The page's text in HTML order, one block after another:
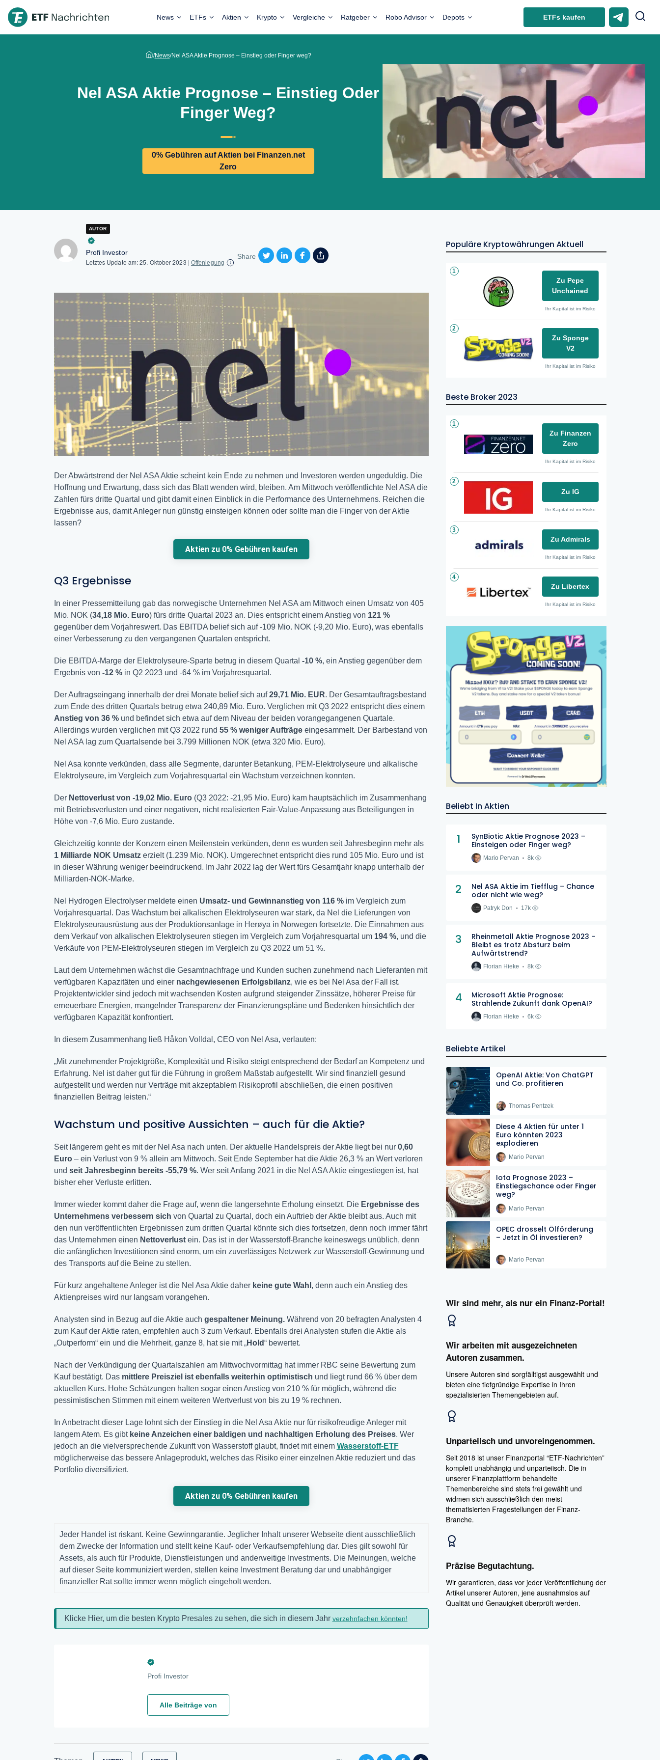
News ETFs Aktien Krypto Vergleiche Ratgeber Robo Advisor Depots ETFs kaufen
/News/Nel ASA Aktie Prognose – Einstieg oder Finger weg?
Nel ASA Aktie Prognose – Einstieg Oder
Finger Weg?
0% Gebühren auf Aktien bei Finanzen.net
Zero
AUTOR
Profi Investor
Letztes Update am:25. Oktober 2023 | Offenlegung
Share
Der Abwärtstrend der Nel ASA Aktie scheint kein Ende zu nehmen und Investoren werden ungeduldig. Die
Hoffnung und Erwartung, dass sich das Blatt wenden wird, bleiben. Am Mittwoch veröffentlichte Nel ASA die
Zahlen fürs dritte Quartal und gibt damit einen Einblick in die Performance des Unternehmens. Reichen die
Ergebnisse aus, damit Anleger nun günstig einsteigen können oder sollte man die Finger von der Aktie
lassen?
Aktien zu 0% Gebühren kaufen
Q3 Ergebnisse
In einer Pressemitteilung gab das norwegische Unternehmen Nel ASA am Mittwoch einen Umsatz von 405
Mio. NOK (34,18 Mio. Euro) fürs dritte Quartal 2023 an. Dies entspricht einem Anstieg von 121 %
gegenüber dem Vorjahreswert. Das EBITDA belief sich auf -109 Mio. NOK (-9,20 Mio. Euro), was ebenfalls
einer Verbesserung zu den vergangenen Quartalen entspricht.
Die EBITDA-Marge der Elektrolyseure-Sparte betrug in diesem Quartal -10 %, ein Anstieg gegenüber dem
Ergebnis von -12 %in Q2 2023 und -64 % im Vorjahresquartal.
Der Auftragseingang innerhalb der drei Monate belief sich auf29,71 Mio. EUR. Der Gesamtauftragsbestand
zum Ende des dritten Quartals betrug etwa 240,89 Mio. Euro. Verglichen mit Q3 2022 entspricht dies einem
Anstieg von 36 %und befindet sich etwa auf dem Niveau der beiden vorangegangenen Quartale.
Allerdings wurden verglichen mit Q3 2022 rund 55 % weniger Aufträgeeingesammelt. Der Barbestand von
Nel ASA lag zum Quartalsende bei 3.799 Millionen NOK (etwa 320 Mio. Euro).
Nel Asa konnte verkünden, dass alle Segmente, darunter Betankung, PEM-Elektrolyseure und alkalische
Elektrolyseure, im Vergleich zum Vorjahresquartal ein Wachstum verzeichnen konnten.
Der Nettoverlust von -19,02 Mio. Euro(Q3 2022: -21,95 Mio. Euro) kam hauptsächlich im Zusammenhang
mit Betriebsverlusten und einer negativen, nicht realisierten Fair-Value-Anpassung aus Beteiligungen in
Höhe von -7,6 Mio. Euro zustande.
Gleichzeitig konnte der Konzern einen Meilenstein verkünden, denn es wurden seit Jahresbeginn mehr als
1 Milliarde NOK Umsatzerzielt (1.239 Mio. NOK). Umgerechnet entspricht dies rund 105 Mio. Euro und ist
in dieser Währung weniger beeindruckend. Im Jahr 2022 lag der Wert fürs Gesamtjahr knapp unterhalb der
Milliarden-NOK-Marke.
Nel Hydrogen Electrolyser meldete einen Umsatz- und Gewinnanstieg von 116 %im Vergleich zum
Vorjahresquartal. Das Wachstum bei alkalischen Elektrolyseuren war stark, da Nel die Lieferungen von
Elektrolyseurausrüstung aus der Produktionsanlage in Herøya in Norwegen fortsetzte. Die Einnahmen aus
dem Verkauf von alkalischen Elektrolyseuren stiegen im Vergleich zum Vorjahresquartal um194 %, und die
Verkäufe von PEM-Elektrolyseuren stiegen im Vergleich zu Q3 2022 um 51 %.
Laut dem Unternehmen wächst die Gesamtnachfrage und Kunden suchen zunehmend nach Lieferanten mit
verfügbaren Kapazitäten und einer nachgewiesenen Erfolgsbilanz, wie es bei Nel Asa der Fall ist.
Projektentwickler sind jedoch mit wachsenden Kosten aufgrund steigender Zinssätze, höherer Preise für
erneuerbare Energien, mangelnder Transparenz der Finanzierungspläne und Bedenken hinsichtlich der
verfügbaren Kapazität konfrontiert.
In diesem Zusammenhang ließ Håkon Volldal, CEO von Nel Asa, verlauten:
„Mit zunehmender Projektgröße, Komplexität und Risiko steigt entsprechend der Bedarf an Kompetenz und
Erfahrung. Nel ist daher gut für die Führung in großem Maßstab aufgestellt. Wir sind finanziell gesund
aufgestellt und werden nur Verträge mit akzeptablem Risikoprofil abschließen, die einen positiven
finanziellen Beitrag leisten.“
Wachstum und positive Aussichten – auch für die Aktie?
Seit längerem geht es mit der Nel Asa nach unten. Der aktuelle Handelspreis der Aktie liegt bei nur 0,60
Euro– ein Verlust von 9 % allein am Mittwoch. Seit Ende September hat die Aktie 26,3 % an Wert verloren
und seit Jahresbeginn bereits -55,79 %. Wer seit Anfang 2021 in die Nel ASA Aktie eingestiegen ist, hat
bisher eher Verluste erlitten.
Immer wieder kommt daher die Frage auf, wenn die langersehnte Erholung einsetzt. Die Ergebnisse des
Unternehmens verbessern sich von Quartal zu Quartal, doch ein Auftrieb der Aktie bleibt aus. Auch mit
den nun veröffentlichten Ergebnissen zum dritten Quartal könnte sich dies fortsetzen, denn noch immer fährt
das Unternehmen einen Nettoverlustein. Das ist in der Wasserstoff-Branche keineswegs unüblich, denn
die anfänglichen Investitionen sind enorm, um ein zuverlässiges Netzwerk zur Wasserstoff-Gewinnung und
des Transports auf die Beine zu stellen.
Für kurz angehaltene Anleger ist die Nel Asa Aktie daher keine gute Wahl , denn auch ein Anstieg des
Aktienpreises wird nur langsam vorangehen.
Analysten sind in Bezug auf die Aktie auch gespaltener Meinung.Während von 20 befragten Analysten 4
zum Kauf der Aktie raten, empfehlen auch 3 zum Verkauf. Ebenfalls drei Analysten stufen die Aktie als
„Outperform“ ein und die Mehrheit, ganze 8, hat sie mit „Hold“ bewertet.
Nach der Verkündigung der Quartalszahlen am Mittwochvormittag hat immer RBC seine Bewertung zum
Kauf bestätigt. Das mittlere Preisziel ist ebenfalls weiterhin optimistisch und liegt rund 66 % über dem
aktuellen Kurs. Hohe Schätzungen halten sogar einen Anstieg von 210 % für möglich, während die
pessimistischen Stimmen mit einem weiteren Wertverlust von bis zu 19 % rechnen.
In Anbetracht dieser Lage lohnt sich der Einstieg in die Nel Asa Aktie nur für risikofreudige Anleger mit
langem Atem. Es gibt keine Anzeichen einer baldigen und nachhaltigen Erholung des Preises. Wer
jedoch an die vielversprechende Zukunft von Wasserstoff glaubt, findet mit einem Wasserstoff-ETF
möglicherweise das bessere Anlageprodukt, welches das Risiko einer einzelnen Aktie reduziert und das
Portfolio diversifiziert.
Aktien zu 0% Gebühren kaufen
Jeder Handel ist riskant. Keine Gewinngarantie. Jeglicher Inhalt unserer Webseite dient ausschließlich
dem Zwecke der Information und stellt keine Kauf- oder Verkaufsempfehlung dar. Dies gilt sowohl für
Assets, als auch für Produkte, Dienstleistungen und anderweitige Investments. Die Meinungen, welche
auf dieser Seite kommuniziert werden, stellen keine Investment Beratung dar und unabhängiger
finanzieller Rat sollte immer wenn möglich eingeholt werden.
Klicke Hier, um die besten Krypto Presales zu sehen, die sich in diesem Jahr verzehnfachen könnten!
Profi Investor
Alle Beiträge von
Populäre Kryptowährungen Aktuell
1
Zu Pepe
Unchained
Ihr Kapital ist im Risiko
2
Zu Sponge
V2
Ihr Kapital ist im Risiko
Beste Broker 2023
1
Zu Finanzen
Zero
Ihr Kapital ist im Risiko
2
Zu IG
Ihr Kapital ist im Risiko
3
Zu Admirals
Ihr Kapital ist im Risiko
4
Zu Libertex
Ihr Kapital ist im Risiko
Beliebt In Aktien
1
SynBiotic Aktie Prognose 2023 –
Einsteigen oder Finger weg?
Mario Pervan 8k
2
Nel ASA Aktie im Tiefflug – Chance
oder nicht wie weg?
Patryk Don 17k
3
Rheinmetall Aktie Prognose 2023 –
Bleibt es trotz Absturz beim
Aufwärtstrend?
Florian Hieke 8k
4
Microsoft Aktie Prognose:
Strahlende Zukunft dank OpenAI?
Florian Hieke 6k
Beliebte Artikel
OpenAI Aktie: Von ChatGPT
und Co. profitieren
Thomas Pentzek
Diese 4 Aktien für unter 1
Euro könnten 2023
explodieren
Mario Pervan
Iota Prognose 2023 –
Einstiegschance oder Finger
weg?
Mario Pervan
OPEC drosselt Ölförderung
– Jetzt in Öl investieren?
Mario Pervan
Wir sind mehr, als nur ein Finanz-Portal!
Wir arbeiten mit ausgezeichneten
Autoren zusammen.
Unsere Autoren sind sorgfälltigst ausgewählt und
bieten eine tiefgründige Expertise in Ihren
spezialisierten Themengebieten auf.
Unparteiisch und unvoreingenommen.
Seit 2018 ist unser Finanzportal “ETF-Nachrichten”
komplett unabhängig und unparteiisch. Die in
unserer Finanzplattform behandelte
Themenbereiche sind stets frei gewählt und
widmen sich ausschließlich den meist
thematisierten Fragestellungen der Finanz-
Branche.
Präzise Begutachtung.
Wir garantieren, dass vor jeder Veröffentlichung der
Artikel unserer Autoren, jene ausnahmslos auf
Qualität und Genauigkeit überprüft werden.